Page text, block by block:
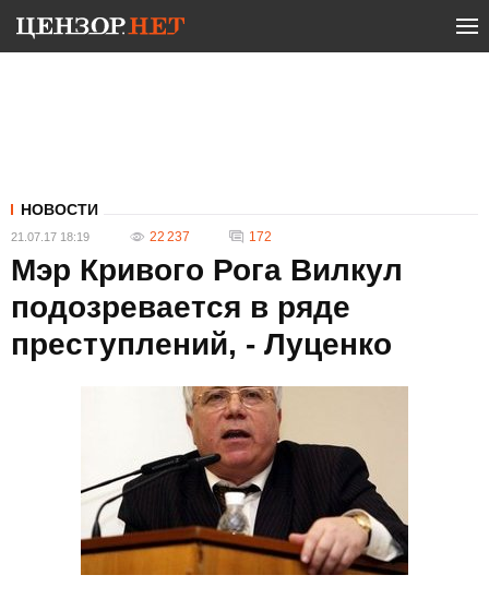
НОВОСТИ
21.07.17 18:19 22 237 172
Мэр Кривого Рога Вилкул
подозревается в ряде
преступлений, - Луценко